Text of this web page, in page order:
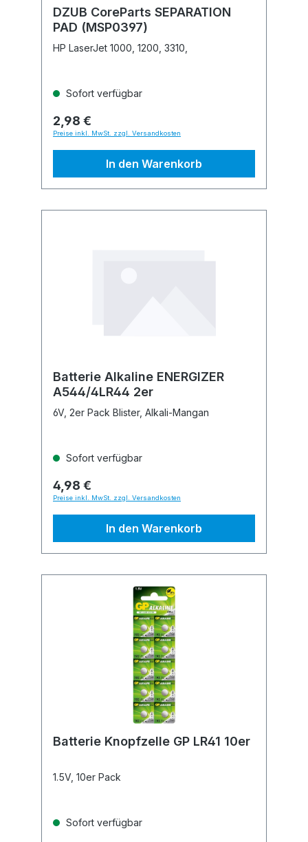
DZUB CoreParts SEPARATION
PAD (MSP0397)
HP LaserJet 1000, 1200, 3310,
Sofort verfügbar
2,98 €
Preise inkl. MwSt. zzgl. Versandkosten
In den Warenkorb
Batterie Alkaline ENERGIZER
A544/4LR44 2er
6V, 2er Pack Blister, Alkali-Mangan
Sofort verfügbar
4,98 €
Preise inkl. MwSt. zzgl. Versandkosten
In den Warenkorb
Batterie Knopfzelle GP LR41 10er
1.5V, 10er Pack
Sofort verfügbar